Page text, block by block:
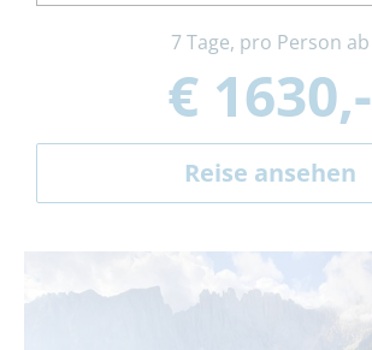
7 Tage, pro Person ab
€ 1630,-
Reise ansehen